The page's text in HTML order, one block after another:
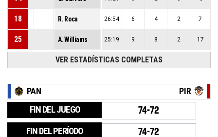
18 R. Roca 26:54 6 4 2 7
25 A. Williams 25:19 9 8 2 17
VER ESTADÍSTICAS COMPLETAS
PAN PIR
FIN DEL JUEGO 74-72
FIN DEL PERÍODO 74-72